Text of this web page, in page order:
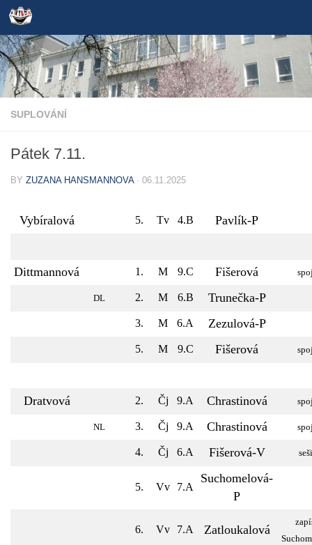
Skip to content
SUPLOVÁNÍ
Pátek 7.11.
BY ZUZANA HANSMANNOVA · 06.11.2025
Vybíralová 5. Tv 4.B Pavlík-P
Dittmannová 1. M 9.C Fišerová
DL 2. M 6.B Trunečka-P
3. M 6.A Zezulová-P
5. M 9.C Fišerová
Dratvová 2. Čj 9.A Chrastinová
NL 3. Čj 9.A Chrastinová
4. Čj 6.A Fišerová-V
5. Vv 7.A
Suchomelová-
P
6. Vv 7.A Zatloukalová